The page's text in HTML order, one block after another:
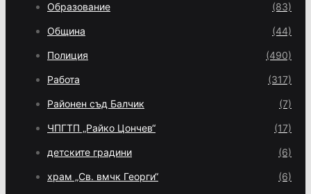
Образование (83)
Община (44)
Полиция (490)
Работа (317)
Районен съд Балчик (7)
ЧПГТП „Райко Цончев“ (17)
детските градини (6)
храм „Св. вмчк Георги“ (6)